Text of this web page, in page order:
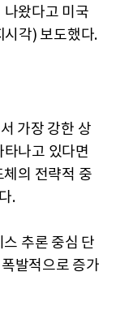
나왔다고 미국
각) 보도했다.
가장 강한 상
나고 있다면
의 전략적 중
.
추론 중심 단
발적으로 증가